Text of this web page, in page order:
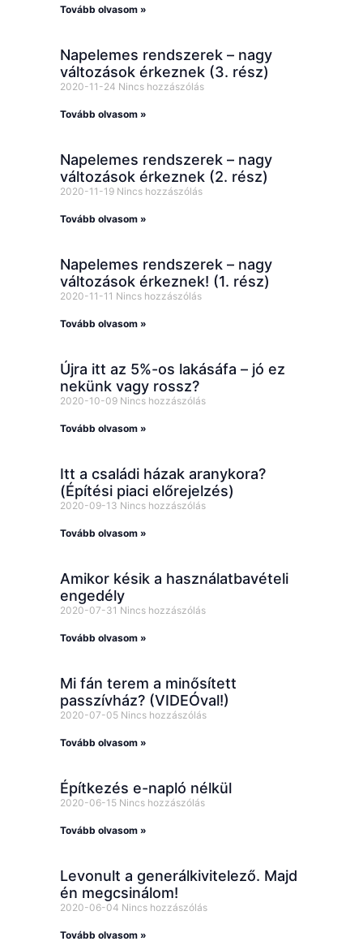
Tovább olvasom »
Napelemes rendszerek – nagy
változások érkeznek (3. rész)
2020-11-24 Nincs hozzászólás
Tovább olvasom »
Napelemes rendszerek – nagy
változások érkeznek (2. rész)
2020-11-19 Nincs hozzászólás
Tovább olvasom »
Napelemes rendszerek – nagy
változások érkeznek! (1. rész)
2020-11-11 Nincs hozzászólás
Tovább olvasom »
Újra itt az 5%-os lakásáfa – jó ez
nekünk vagy rossz?
2020-10-09 Nincs hozzászólás
Tovább olvasom »
Itt a családi házak aranykora?
(Építési piaci előrejelzés)
2020-09-13 Nincs hozzászólás
Tovább olvasom »
Amikor késik a használatbavételi
engedély
2020-07-31 Nincs hozzászólás
Tovább olvasom »
Mi fán terem a minősített
passzívház? (VIDEÓval!)
2020-07-05 Nincs hozzászólás
Tovább olvasom »
Építkezés e-napló nélkül
2020-06-15 Nincs hozzászólás
Tovább olvasom »
Levonult a generálkivitelező. Majd
én megcsinálom!
2020-06-04 Nincs hozzászólás
Tovább olvasom »